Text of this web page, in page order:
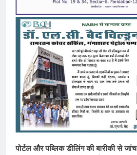
पोर्टल और पब्लिक डीलिंग की बारीकी से जांच